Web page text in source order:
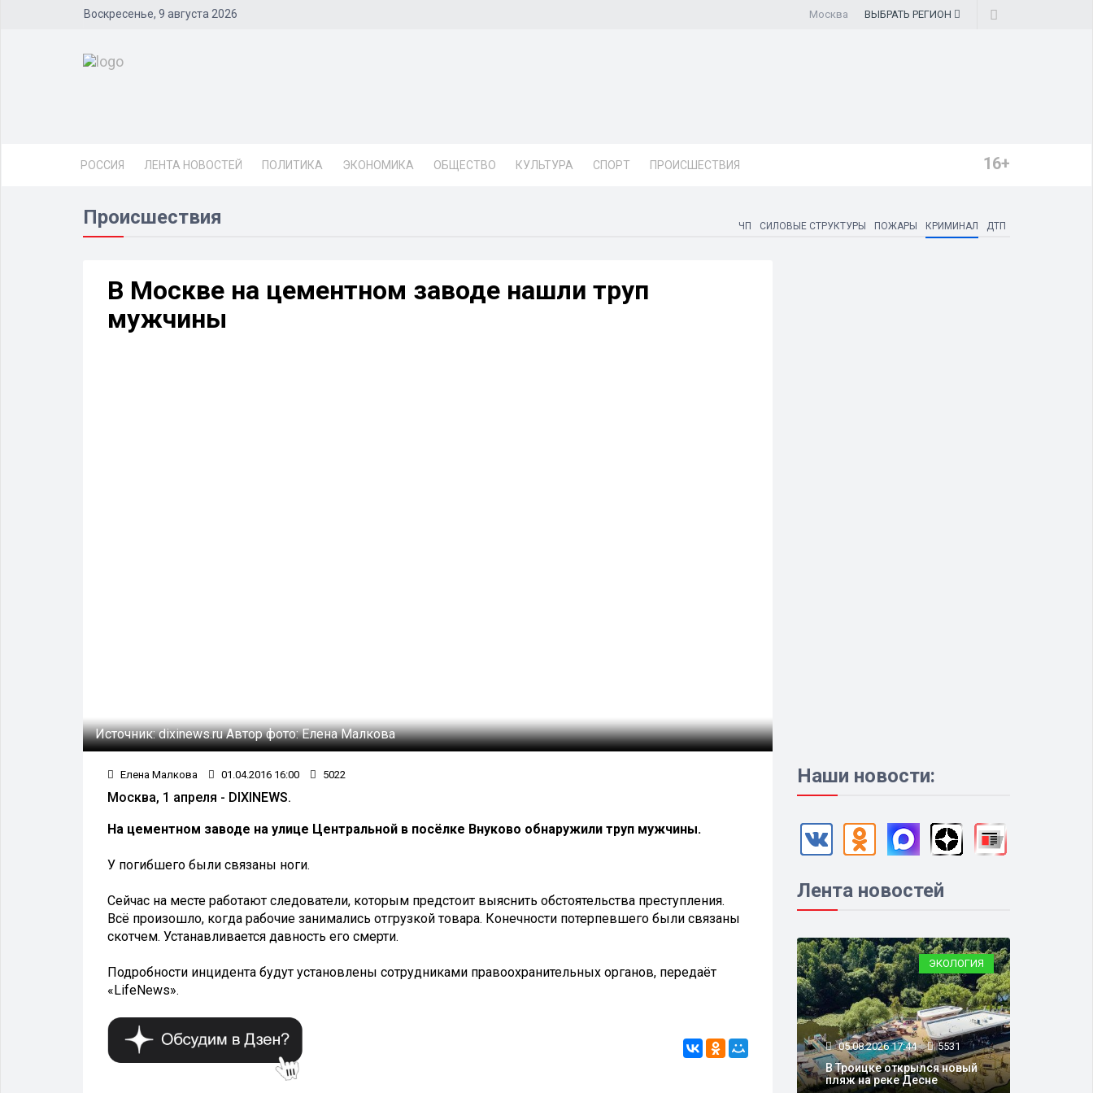
Воскресенье, 9 августа 2026 Москва ВЫБРАТЬ РЕГИОН
РОССИЯ ЛЕНТА НОВОСТЕЙ ПОЛИТИКА ЭКОНОМИКА ОБЩЕСТВО КУЛЬТУРА СПОРТ ПРОИСШЕСТВИЯ 16+
Происшествия ЧП СИЛОВЫЕ СТРУКТУРЫ ПОЖАРЫ КРИМИНАЛ ДТП
В Москве на цементном заводе нашли труп
мужчины
Источник:dixinews.ruАвтор фото:Елена Малкова
Елена Малкова 01.04.2016 16:00 5022
Москва, 1 апреля - DIXINEWS.
На цементном заводе на улице Центральной в посёлке Внуково обнаружили труп мужчины.
У погибшего были связаны ноги.
Сейчас на месте работают следователи, которым предстоит выяснить обстоятельства преступления.
Всё произошло, когда рабочие занимались отгрузкой товара. Конечности потерпевшего были связаны
скотчем. Устанавливается давность его смерти.
Подробности инцидента будут установлены сотрудниками правоохранительных органов, передаёт
«LifeNews».
Наши новости:
Лента новостей
ЭКОЛОГИЯ
05.08.2026 17:44 5531
В Троицке открылся новый
пляж на реке Десне